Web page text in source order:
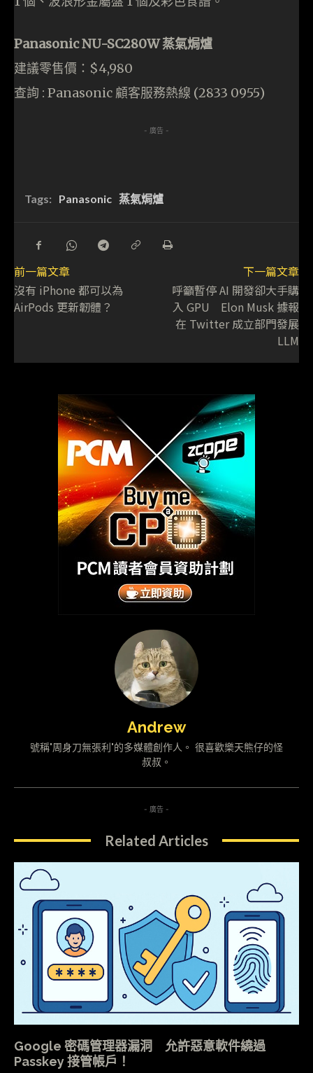
Panasonic NU-SC280W 蒸氣焗爐
建議零售價：$4,980
查詢 : Panasonic 顧客服務熱線 (2833 0955)
- 廣告 -
Tags: Panasonic 蒸氣焗爐
前一篇文章
沒有 iPhone 都可以為
AirPods 更新韌體？
下一篇文章
呼籲暫停 AI 開發卻大手購
入 GPU Elon Musk 據報
在 Twitter 成立部門發展
LLM
Andrew
號稱"周身刀無張利"的多媒體創作人。 很喜歡樂天熊仔的怪
叔叔。
- 廣告 -
Related Articles
Google 密碼管理器漏洞 允許惡意軟件繞過
Passkey 接管帳戶！